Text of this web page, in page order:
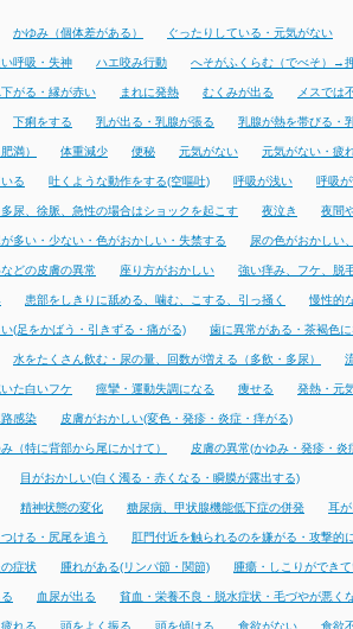
かゆみ（個体差がある） ぐったりしている・元気がない
呼吸・失神 ハエ咬み行動 へそがふくらむ（でべそ）→
がる・縁が赤い まれに発熱 むくみが出る メスでは
下痢をする 乳が出る・乳腺が張る 乳腺が熱を帯びる・
満） 体重減少 便秘 元気がない 元気がない・疲
る 吐くような動作をする(空嘔吐) 呼吸が浅い 呼吸
尿、徐脈、急性の場合はショックを起こす 夜泣き 夜間
が多い・少ない・色がおかしい・失禁する 尿の色がおかしい
どの皮膚の異常 座り方がおかしい 強い痒み、フケ、脱
患部をしきりに舐める、噛む、こする、引っ掻く 慢性的
(足をかばう・引きずる・痛がる) 歯に異常がある・茶褐色に
水をたくさん飲む・尿の量、回数が増える（多飲・多尿）
た白いフケ 痙攣・運動失調になる 痩せる 発熱・元
感染 皮膚がおかしい(変色・発疹・炎症・痒がる)
（特に背部から尾にかけて） 皮膚の異常(かゆみ・発疹・炎
目がおかしい(白く濁る・赤くなる・瞬膜が露出する)
精神状態の変化 糖尿病、甲状腺機能低下症の併発 耳が
ける・尻尾を追う 肛門付近を触られるのを嫌がる・攻撃的
症状 腫れがある(リンパ節・関節) 腫瘍・しこりができ
血尿が出る 貧血・栄養不良・脱水症状・毛づやが悪く